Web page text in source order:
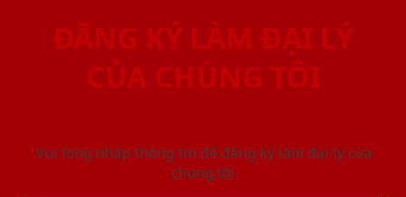
ĐĂNG KÝ LÀM ĐẠI LÝ
CỦA CHÚNG TÔI
Vui lòng nhập thông tin để đăng ký làm đại lý của
chúng tôi